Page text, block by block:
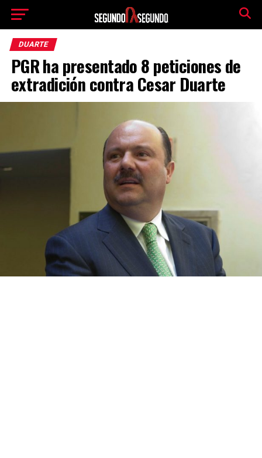
DUARTE
PGR ha presentado 8 peticiones de
extradición contra Cesar Duarte